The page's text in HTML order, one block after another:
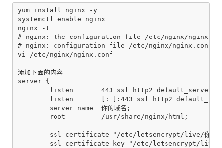
yum install nginx -y
systemctl enable nginx
nginx -t
# nginx: the configuration file /etc/nginx/
# nginx: configuration file /etc/nginx/nginx.conf
vi /etc/nginx/nginx.conf
添加下面的内容
server {
        listen       443 ssl http2 default_server;
listen       [::]:443 ssl http2
        server_name  你的域名;
        root         /usr/share/nginx/html;
ssl_certificate "/etc/letsencrypt/live/你的
ssl_certificate_key "/etc/letsencrypt/live/